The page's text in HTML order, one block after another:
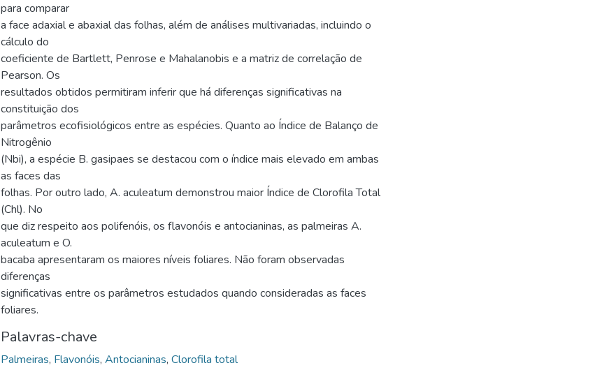
para comparar
a face adaxial e abaxial das folhas, além de análises multivariadas, incluindo o
cálculo do
coeficiente de Bartlett, Penrose e Mahalanobis e a matriz de correlação de
Pearson. Os
resultados obtidos permitiram inferir que há diferenças significativas na
constituição dos
parâmetros ecofisiológicos entre as espécies. Quanto ao Índice de Balanço de
Nitrogênio
(Nbi), a espécie B. gasipaes se destacou com o índice mais elevado em ambas
as faces das
folhas. Por outro lado, A. aculeatum demonstrou maior Índice de Clorofila Total
(Chl). No
que diz respeito aos polifenóis, os flavonóis e antocianinas, as palmeiras A.
aculeatum e O.
bacaba apresentaram os maiores níveis foliares. Não foram observadas
diferenças
significativas entre os parâmetros estudados quando consideradas as faces
foliares.
Palavras-chave
Palmeiras, Flavonóis, Antocianinas, Clorofila total